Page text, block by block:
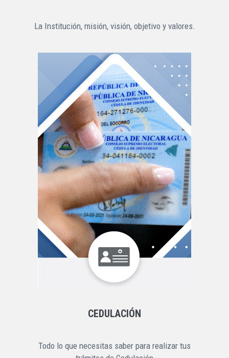
La Institución, misión, visión, objetivo y valores.
CEDULACIÓN
Todo lo que necesitas saber para realizar tus